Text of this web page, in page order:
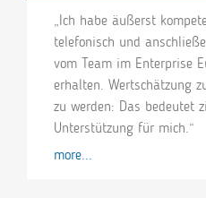
„Ich habe äußerst
telefonisch und
vom Team im Enterprise
erhalten. Wertschätzung
zu werden: Das bedeutet
Unterstützung für mich.“
more...